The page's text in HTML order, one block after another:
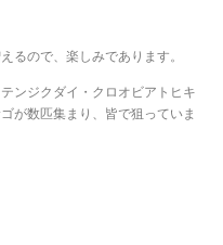
るので、楽しみであります。
ンジクダイ・クロオビアトヒキ
が数匹集まり、皆で狙っていま